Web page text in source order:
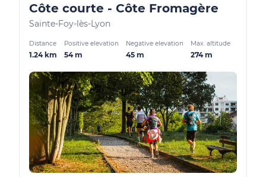
Côte courte - Côte Fromagère
Sainte-Foy-lès-Lyon
Distance
1.24 km
Positive elevation
54 m
Negative elevation
45 m
Max. altitude
274 m